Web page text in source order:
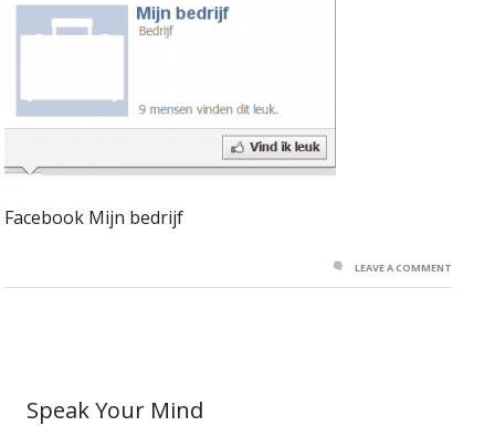
Facebook Mijn bedrijf
LEAVE A COMMENT
Speak Your Mind